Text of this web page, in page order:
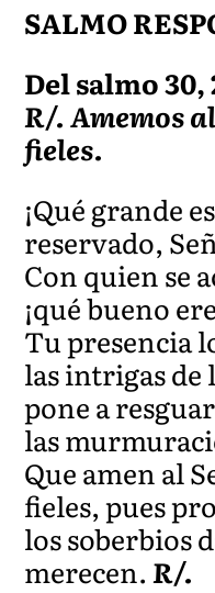
SALMO
Del salmo 30,
R/. Amemos
fieles.
¡Qué grande
reservado,
Con quien se
¡qué bueno
Tu presencia
las intrigas de
pone a
las
Que amen al
fieles, pues
los soberbios
merecen.R/.